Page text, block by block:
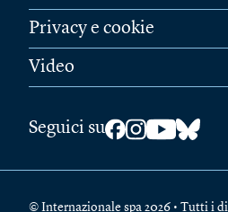
Privacy e cookie
Video
Seguici su
© Internazionale spa 2026 • Tutti i